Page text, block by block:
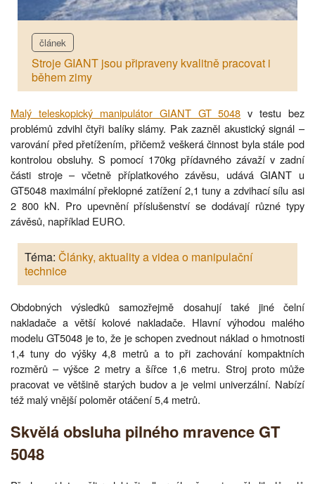
článek
Stroje GIANT jsou připraveny kvalitně pracovat i
během zimy
Malý teleskopický manipulátor GIANT GT 5048 v testu bez
problémů zdvihl čtyři balíky slámy. Pak zazněl akustický signál –
varování před přetížením, přičemž veškerá činnost byla stále pod
kontrolou obsluhy. S pomocí 170kg přídavného závaží v zadní
části stroje – včetně příplatkového závěsu, udává GIANT u
GT5048 maximální překlopné zatížení 2,1 tuny a zdvihací sílu asi
2 800 kN. Pro upevnění příslušenství se dodávají různé typy
závěsů, například EURO.
Téma: Články, aktuality a videa o manipulační
technice
Obdobných výsledků samozřejmě dosahují také jiné čelní
nakladače a větší kolové nakladače. Hlavní výhodou malého
modelu GT5048 je to, že je schopen zvednout náklad o hmotnosti
1,4 tuny do výšky 4,8 metrů a to při zachování kompaktních
rozměrů – výšce 2 metry a šířce 1,6 metru. Stroj proto může
pracovat ve většině starých budov a je velmi univerzální. Nabízí
též malý vnější poloměr otáčení 5,4 metrů.
Skvělá obsluha pilného mravence GT
5048